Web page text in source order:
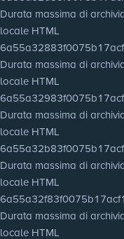
Durata massima di
locale HTML
Durata massima di
locale HTML
Durata massima di
locale HTML
Durata massima di
locale HTML
Durata massima di
locale HTML